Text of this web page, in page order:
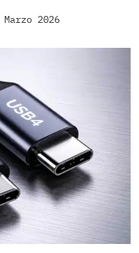
Marzo 2026